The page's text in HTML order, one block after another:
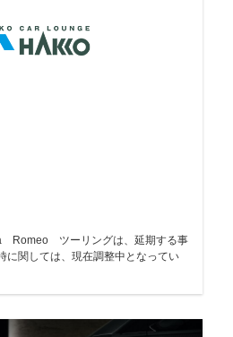
Romeo ツーリングは、延期する事